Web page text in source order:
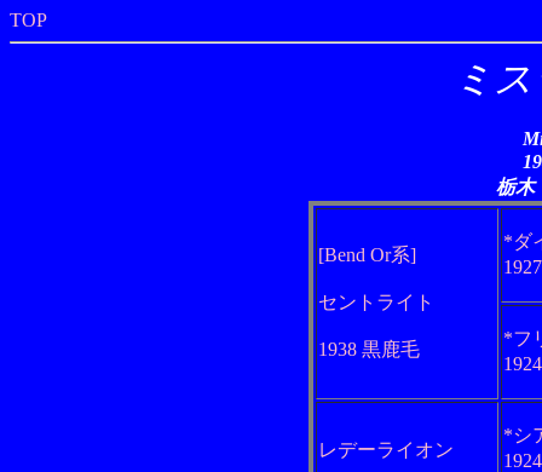
TOP
ミ
栃木
[Bend Or系]
セントライト
1938 黒鹿毛
*ダ
*フ
レデーライオン
*シ